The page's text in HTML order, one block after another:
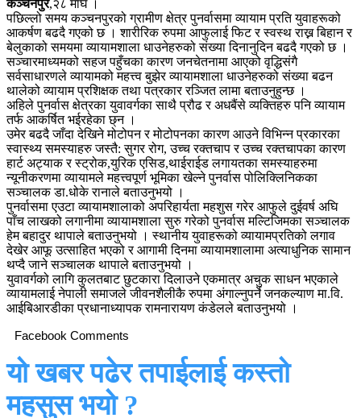
कञ्चनपुर,२८ माघ ।
पछिल्लो समय कञ्चनपुरको ग्रामीण क्षेत्र पुनर्वासमा व्यायाम प्रति युवाहरूको
आकर्षण बढदै गएको छ । शारीरिक रुपमा आफुलाई फिट र स्वस्थ राख्न बिहान र
बेलुकाको समयमा व्यायामशाला धाउनेहरुको संख्या दिनानुदिन बढदै गएको छ ।
सञ्चारमाध्यमको सहज पहुँचका कारण जनचेतनामा आएको वृद्धिसंगै
सर्वसाधारणले व्यायामको महत्त्व बुझेर व्यायामशाला धाउनेहरुको संख्या बढन
थालेको व्यायाम प्रशिक्षक तथा पत्रकार रञ्जित लामा बताउनुहुन्छ ।
अहिले पुनर्वास क्षेत्रका युवावर्गका साथै प्रौढ र अधबैंसे व्यक्तिहरु पनि व्यायाम
तर्फ आकर्षित भईरहेका छ्न ।
उमेर बढदै जाँदा देखिने मोटोपन र मोटोपनका कारण आउने विभिन्न प्रकारका
स्वास्थ्य समस्याहरु जस्तै: सुगर रोग, उच्च रक्तचाप र उच्च रक्तचापका कारण
हार्ट अट्याक र स्ट्रोक,युरिक एसिड,थाईराईड लगायतका समस्याहरुमा
न्यूनीकरणमा व्यायामले महत्त्वपूर्ण भूमिका खेल्ने पुनर्वास पोलिक्लिनिकका
सञ्चालक डा.धोके रानाले बताउनुभयो ।
पुनर्वासमा एउटा व्यायामशालाको अपरिहार्यता महशुस गरेर आफुले दुईवर्ष अघि
पाँच लाखको लगानीमा व्यायामशाला सुरु गरेको पुनर्वास मल्टिजिमका सञ्चालक
हेम बहादुर थापाले बताउनुभयो । स्थानीय युवाहरूको व्यायामप्रतिको लगाव
देखेर आफू उत्साहित भएको र आगामी दिनमा व्यायामशालामा अत्याधुनिक सामान
थप्दै जाने सञ्चालक थापाले बताउनुभयो ।
युवावर्गको लागि कुलतबाट छुटकारा दिलाउने एकमात्र अचुक साधन भएकाले
व्यायामलाई नेपाली समाजले जीवनशैलीकै रुपमा अंगाल्नुपर्ने जनकल्याण मा.वि.
आईबिआरडीका प्रधानाध्यापक रामनारायण कंडेलले बताउनुभयो ।
Facebook Comments
यो खबर पढेर तपाईलाई कस्तो
महसुस भयो ?